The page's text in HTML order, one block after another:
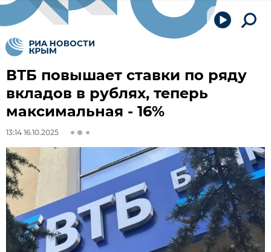
ВТБ повышает ставки по ряду
вкладов в рублях, теперь
максимальная - 16%
13:14 16.10.2025